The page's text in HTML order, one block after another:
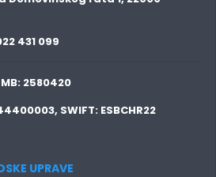
431 099
MB: 2580420
SWIFT: ESBCHR22
UPRAVE